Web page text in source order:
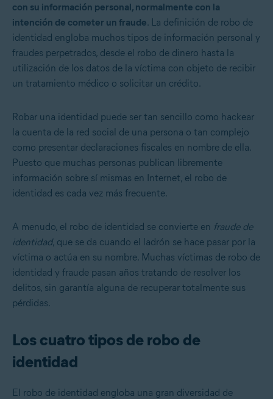
con su información personal, normalmente con la
intención de cometer un fraude. La definición de robo de
identidad engloba muchos tipos de información personal y
fraudes perpetrados, desde el robo de dinero hasta la
utilización de los datos de la víctima con objeto de recibir
un tratamiento médico o solicitar un crédito.
Robar una identidad puede ser tan sencillo como hackear
la cuenta de la red social de una persona o tan complejo
como presentar declaraciones fiscales en nombre de ella.
Puesto que muchas personas publican libremente
información sobre sí mismas en Internet, el robo de
identidad es cada vez más frecuente.
A menudo, el robo de identidad se convierte en fraude de
identidad, que se da cuando el ladrón se hace pasar por la
víctima o actúa en su nombre. Muchas víctimas de robo de
identidad y fraude pasan años tratando de resolver los
delitos, sin garantía alguna de recuperar totalmente sus
pérdidas.
Los cuatro tipos de robo de
identidad
El robo de identidad engloba una gran diversidad de